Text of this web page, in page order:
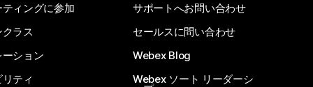
ィングに参加
ラス
ション
ティ
サポートへお問い合わせ
セールスに問い合わせ
Webex Blog
Webex ソート リーダーシ